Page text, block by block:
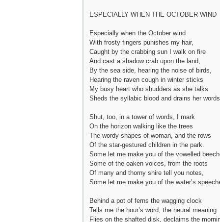
ESPECIALLY WHEN THE OCTOBER WIND
Especially when the October wind
With frosty fingers punishes my hair,
Caught by the crabbing sun I walk on fire
And cast a shadow crab upon the land,
By the sea side, hearing the noise of birds,
Hearing the raven cough in winter sticks
My busy heart who shudders as she talks
Sheds the syllabic blood and drains her
Shut, too, in a tower of words, I mark
On the horizon walking like the trees
The wordy shapes of woman, and the rows
Of the star-gestured children in the park.
Some let me make you of the vowelled
Some of the oaken voices, from the roots
Of many and thorny shire tell you notes,
Some let me make you of the water’s
Behind a pot of ferns the wagging clock
Tells me the hour’s word, the neural meaning
Flies on the shafted disk, declaims the